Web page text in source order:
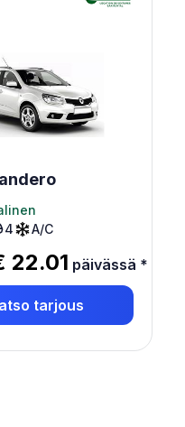
4 A/C
22.01 päivässä *
tarjous